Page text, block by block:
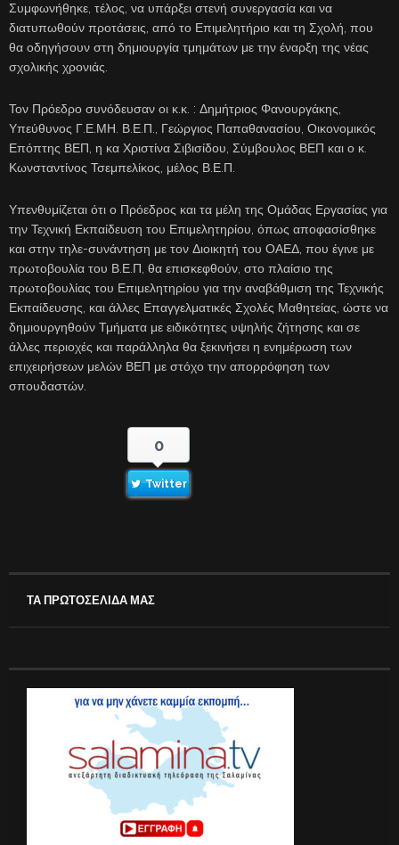
Συμφωνήθηκε, τέλος, να υπάρξει στενή συνεργασία και να
διατυπωθούν προτάσεις, από το Επιμελητήριο και τη Σχολή, που
θα οδηγήσουν στη δημιουργία τμημάτων με την έναρξη της νέας
σχολικής χρονιάς.
Τον Πρόεδρο συνόδευσαν οι κ.κ. : Δημήτριος Φανουργάκης,
Υπεύθυνος Γ.Ε.ΜΗ. Β.Ε.Π., Γεώργιος Παπαθανασίου, Οικονομικός
Επόπτης ΒΕΠ, η κα Χριστίνα Σιβισίδου, Σύμβουλος ΒΕΠ και ο κ.
Κωνσταντίνος Τσεμπελίκος, μέλος Β.Ε.Π.
Υπενθυμίζεται ότι ο Πρόεδρος και τα μέλη της Ομάδας Εργασίας για
την Τεχνική Εκπαίδευση του Επιμελητηρίου, όπως αποφασίσθηκε
και στην τηλε-συνάντηση με τον Διοικητή του ΟΑΕΔ, που έγινε με
πρωτοβουλία του Β.Ε.Π, θα επισκεφθούν, στο πλαίσιο της
πρωτοβουλίας του Επιμελητηρίου για την αναβάθμιση της Τεχνικής
Εκπαίδευσης, και άλλες Επαγγελματικές Σχολές Μαθητείας, ώστε να
δημιουργηθούν Τμήματα με ειδικότητες υψηλής ζήτησης και σε
άλλες περιοχές και παράλληλα θα ξεκινήσει η ενημέρωση των
επιχειρήσεων μελών ΒΕΠ με στόχο την απορρόφηση των
σπουδαστών.
0
Twitter
ΤΑ ΠΡΩΤΟΣΕΛΙΔΑ ΜΑΣ